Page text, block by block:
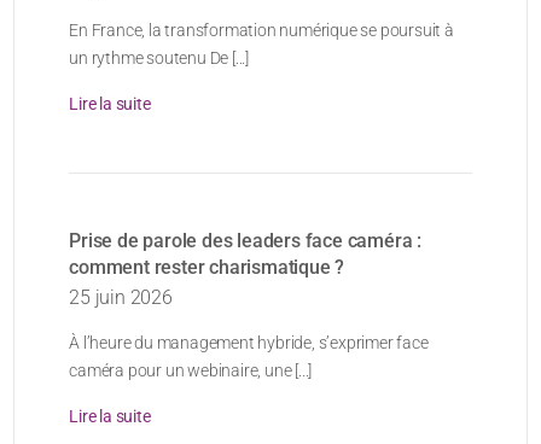
En France, la transformation numérique se poursuit à
un rythme soutenu De [...]
Lire la suite
Prise de parole des leaders face caméra :
comment rester charismatique ?
25 juin 2026
À l’heure du management hybride, s’exprimer face
caméra pour un webinaire, une [...]
Lire la suite